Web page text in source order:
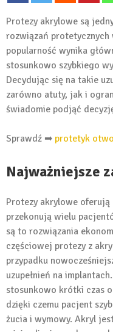
Protezy akrylowe są
rozwiązań protetycznych
popularność wynika
stosunkowo szybkiego
Decydując się na takie
zarówno atuty, jak i
świadomie podjąć
Sprawdź ➡ protetyk
Najważniejsze
Protezy akrylowe
przekonują wielu
są to rozwiązania
częściowej protezy z
przypadku
uzupełnień na
stosunkowo krótki czas
dzięki czemu pacjent
żucia i wymowy. Akryl